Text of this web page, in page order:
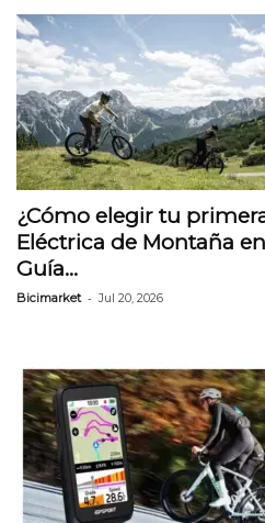
¿Cómo elegir tu
Eléctrica de Montaña
Guía...
Bicimarket - Jul 20, 2026